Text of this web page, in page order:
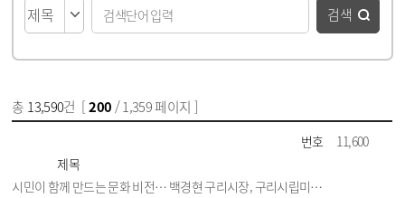
검색
총 13,590건 [200 / 1,359 페이지 ]
번호
11,600
제목
시민이 함께 만드는 문화 비전… 백경현 구리시장, 구리시립미술관 학술포럼 개최